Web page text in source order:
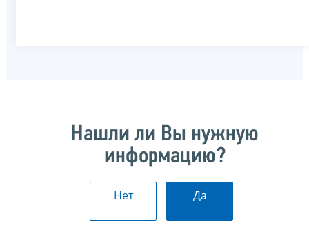
Нашли ли Вы нужную
информацию?
Нет Да